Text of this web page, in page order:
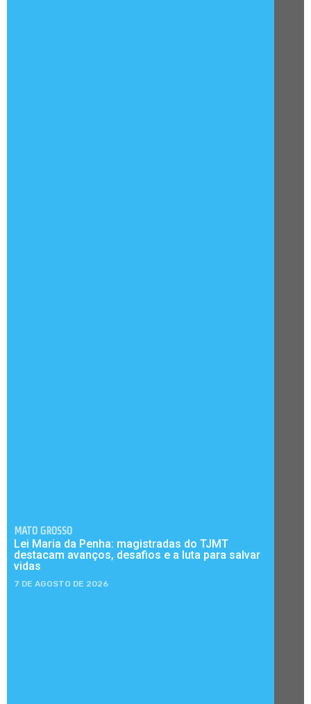
MATO GROSSO
Lei Maria da Penha: magistradas do TJMT
destacam avanços, desafios e a luta para salvar
vidas
7 DE AGOSTO DE 2026